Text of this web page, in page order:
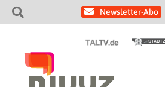
Newsletter-Abo